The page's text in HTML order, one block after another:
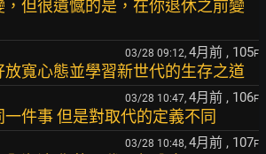
，但很遺憾的是，在你退休之前變
03/28 09:12, 4月前 , 105F
寬心態並學習新世代的生存之道
03/28 10:47, 4月前 , 106F
件事 但是對取代的定義不同
03/28 10:48, 4月前 , 107F